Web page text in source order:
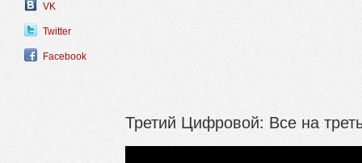
VK
Twitter
Facebook
Третий Цифровой: Все на